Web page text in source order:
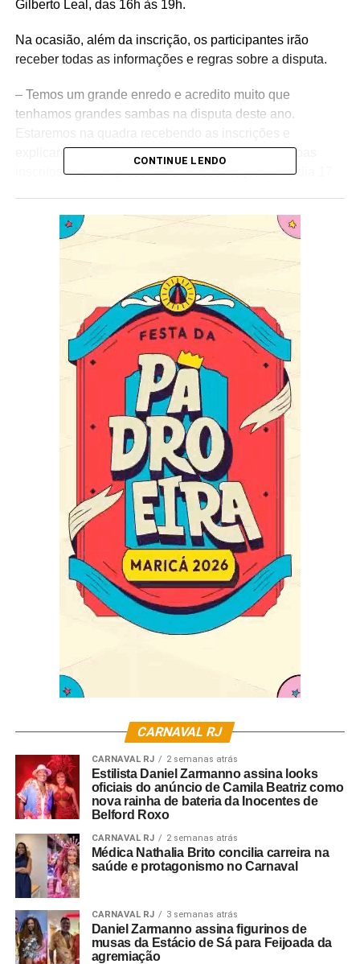
Gilberto Leal, das 16h às 19h.
Na ocasião, além da inscrição, os participantes irão
receber todas as informações e regras sobre a disputa.
– Temos um grande enredo e acredito muito que
tenhamos grandes sambas na disputa deste ano.
explicaremos as regras da disputa. Todos os sambas
inscritos irão se apresentar em nossa feijoada no dia 17
A Unidos de Padre Miguel levará para a Marquês de
Sapucaí em 2023 o enredo
“Baião de Mouros” , de
autoria dos carnavalescos Edson Pereira e Wagner
Gonçalves. A Vermelha e branca da Vila Vintém será a
quinta agremiação a desfilar na sexta-feira de carnaval,
pela Série A, do Rio de Janeiro, em busca do tão
sonhado título e o acesso ao Grupo Especial.
CONTINUE LENDO
CARNAVAL RJ
CARNAVAL RJ 2 semanas atrás
Estilista Daniel Zarmanno assina looks
oficiais do anúncio de Camila Beatriz como
nova rainha de bateria da Inocentes de
Belford Roxo
CARNAVAL RJ 2 semanas atrás
Médica Nathalia Brito concilia carreira na
saúde e protagonismo no Carnaval
CARNAVAL RJ 3 semanas atrás
Daniel Zarmanno assina figurinos de
musas da Estácio de Sá para Feijoada da
agremiação